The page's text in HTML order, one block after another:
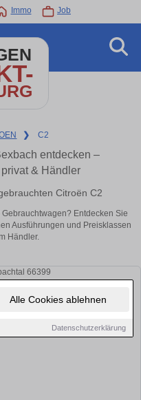
Alle Cookies ablehnen
Datenschutzerklärung
Immo Job
❯ C2
entdecken –
& Händler
Citroën C2
Entdecken Sie
Ausführungen und Preisklassen
Händler.